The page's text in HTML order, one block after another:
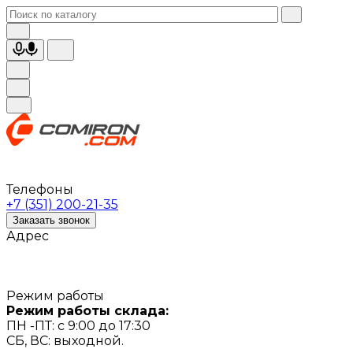
Телефоны
+7 (351) 200-21-35
Заказать звонок
Адрес
Режим работы
Режим работы склада:
ПН -ПТ: с 9:00 до 17:30
СБ, ВС: выходной.